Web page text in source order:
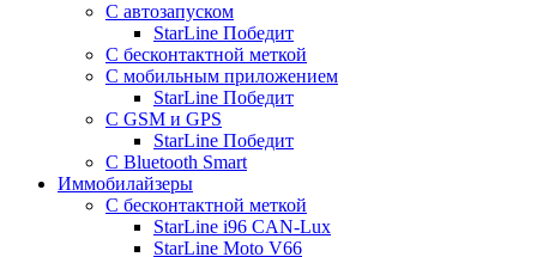
С автозапуском
StarLine Победит
С бесконтактной меткой
С мобильным приложением
StarLine Победит
С GSM и GPS
StarLine Победит
С Bluetooth Smart
Иммобилайзеры
С бесконтактной меткой
StarLine i96 CAN-Lux
StarLine Moto V66